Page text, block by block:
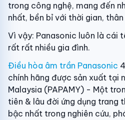
trong công nghệ, mang đến
nhất, bền bỉ với thời gian,
Vì vậy: Panasonic luôn là cái
rất rất nhiều gia đình.
Điều hòa âm trần Panasonic
chính hãng được sản xuất tại
Malaysia (PAPAMY) - Một
tiên & lâu đời ứng dụng trang
bậc nhất trong nghiên cứu,